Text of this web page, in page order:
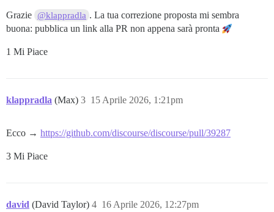
+          <this.channelTitle
+        </LinkTo>
+    {{/if}}
Grazie @klappradla . La tua correzione proposta mi sembra
buona: pubblica un link alla PR non appena sarà pronta
1 Mi Piace
klappradla (Max) 15 Aprile 2026, 1:21pm
3
Ecco → https://github.com/discourse/discourse/pull/39287
3 Mi Piace
david (David Taylor) 16 Aprile 2026, 12:27pm
4